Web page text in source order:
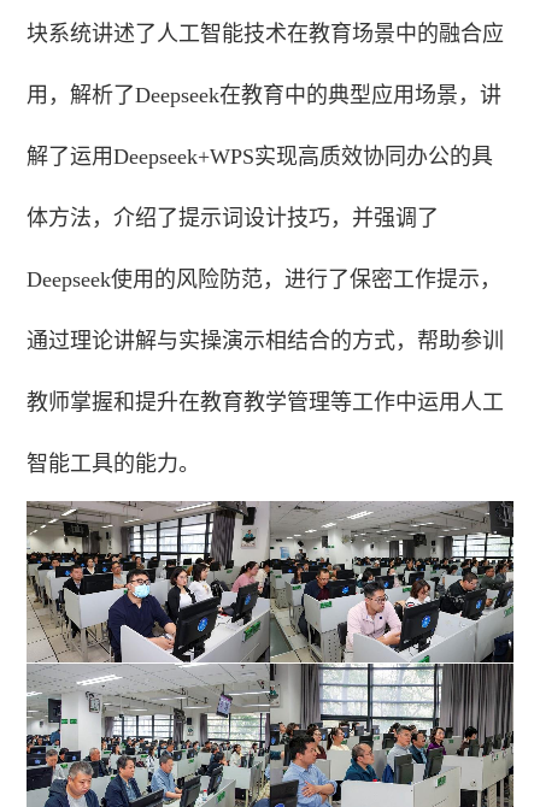
块系统讲述了人工智能技术在教育场景中的融合应
用，解析了Deepseek在教育中的典型应用场景，讲
解了运用Deepseek+WPS实现高质效协同办公的具
体方法，介绍了提示词设计技巧，并强调了
Deepseek使用的风险防范，进行了保密工作提示，
通过理论讲解与实操演示相结合的方式，帮助参训
教师掌握和提升在教育教学管理等工作中运用人工
智能工具的能力。